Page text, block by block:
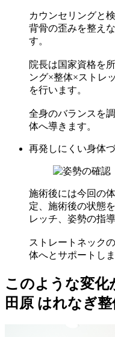
カウンセリングと
背骨の歪みを整え
す。
院長は国家資格を
ング×整体×ストレ
を行います。
全身のバランスを
体へ導きます。
再発しにくい身体
施術後には今回の
定、施術後の状態
レッチ、姿勢の指導
ストレートネック
体へとサポートしま
このような変化
田原 はれなぎ